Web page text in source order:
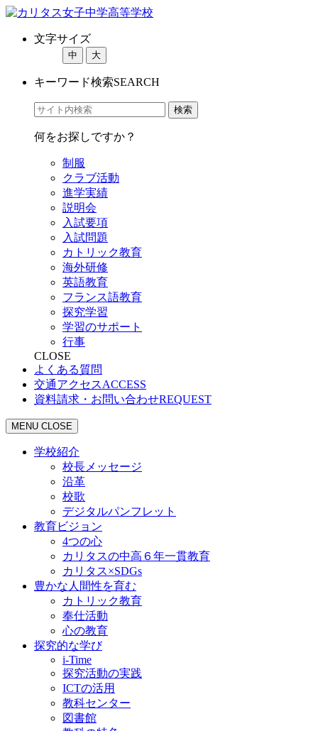
文字サイズ
中 大
キーワード検索SEARCH
何をお探しですか？
制服
クラブ活動
進学実績
説明会
入試要項
入試問題
カトリック教育
海外研修
英語教育
フランス語教育
探究学習
学習のサポート
行事
CLOSE
よくある質問
交通アクセスACCESS
資料請求・お問い合わせREQUEST
MENU CLOSE
学校紹介
校長メッセージ
沿革
校歌
デジタルパンフレット
教育ビジョン
4つの心
カリタスの中高６年一貫教育
カリタス×SDGs
豊かな人間性を育む
カトリック教育
奉仕活動
心の教育
探究的な学び
i-Time
探究活動の実践
ICTの活用
教科センター
図書館